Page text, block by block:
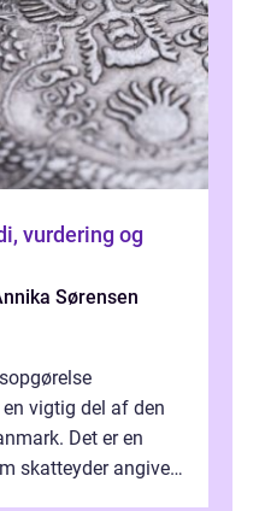
vurdering og
Sørensen
vigtig del af den
Det er en
skatteyder angiver